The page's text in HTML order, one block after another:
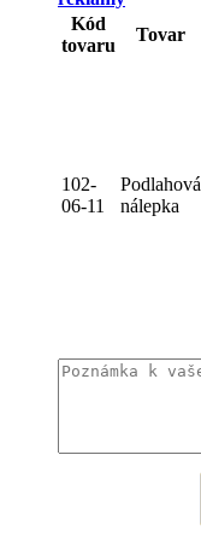
Kód
tovaru
Tovar
102-
06-11
Podlahová
nálepka